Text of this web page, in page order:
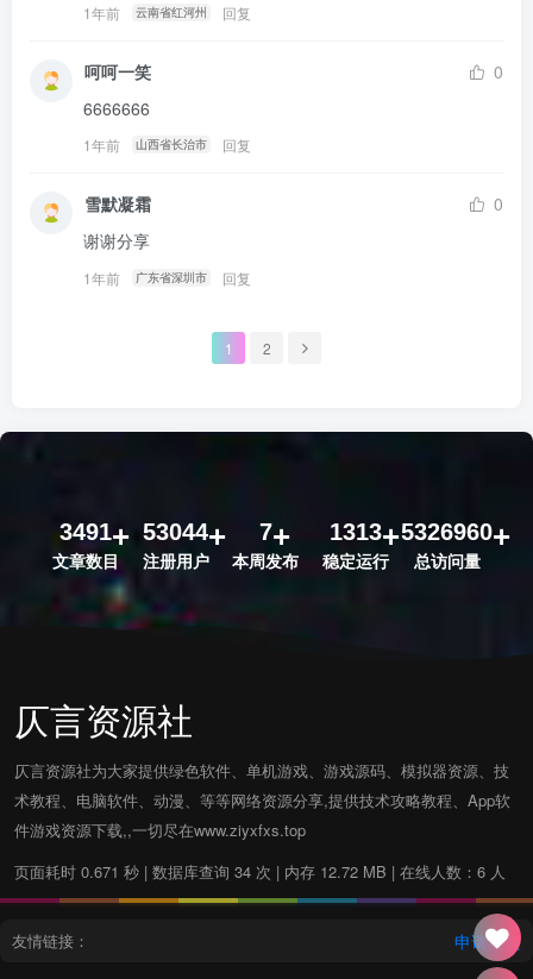
1年前 云南省红河州 回复
呵呵一笑
0
6666666
1年前 山西省长治市 回复
雪默凝霜
0
谢谢分享
1年前 广东省深圳市 回复
1 2
3491
文章数目
53044
注册用户
7
本周发布
1313
稳定运行
5326960
总访问量
仄言资源社
仄言资源社为大家提供绿色软件、单机游戏、游戏源码、模拟器资源、技
术教程、电脑软件、动漫、等等网络资源分享,提供技术攻略教程、App软
件游戏资源下载,,一切尽在www.ziyxfxs.top
页面耗时 0.671 秒 | 数据库查询 34 次 | 内存 12.72 MB | 在线人数：6 人
友情链接： 申请友链